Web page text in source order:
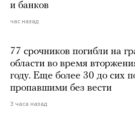
и банков
час назад
77 срочников погибли на
области во время
году. Еще более 30 до сих
пропавшими без вести
3 часа назад